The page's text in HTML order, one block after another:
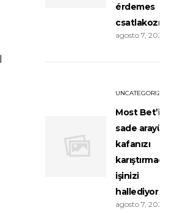
érdemes
csatlakozni?
agosto 7, 2026
UNCATEGORIZED
Most Bet’in
sade arayüzü
kafanızı
karıştırmadan
işinizi
hallediyor
agosto 7, 2026